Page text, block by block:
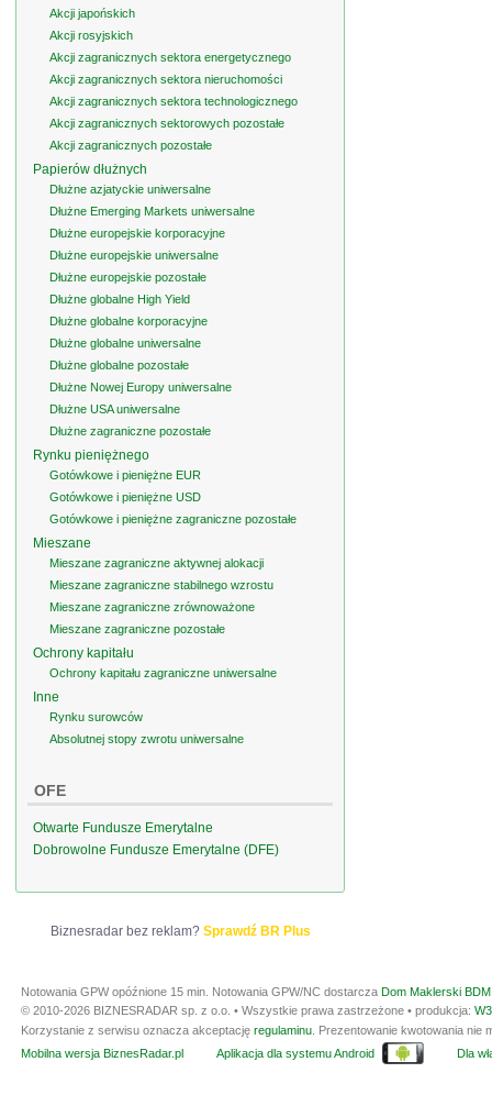
Akcji japońskich
Akcji rosyjskich
Akcji zagranicznych sektora energetycznego
Akcji zagranicznych sektora nieruchomości
Akcji zagranicznych sektora technologicznego
Akcji zagranicznych sektorowych pozostałe
Akcji zagranicznych pozostałe
Papierów dłużnych
Dłużne azjatyckie uniwersalne
Dłużne Emerging Markets uniwersalne
Dłużne europejskie korporacyjne
Dłużne europejskie uniwersalne
Dłużne europejskie pozostałe
Dłużne globalne High Yield
Dłużne globalne korporacyjne
Dłużne globalne uniwersalne
Dłużne globalne pozostałe
Dłużne Nowej Europy uniwersalne
Dłużne USA uniwersalne
Dłużne zagraniczne pozostałe
Rynku pieniężnego
Gotówkowe i pieniężne EUR
Gotówkowe i pieniężne USD
Gotówkowe i pieniężne zagraniczne pozostałe
Mieszane
Mieszane zagraniczne aktywnej alokacji
Mieszane zagraniczne stabilnego wzrostu
Mieszane zagraniczne zrównoważone
Mieszane zagraniczne pozostałe
Ochrony kapitału
Ochrony kapitału zagraniczne uniwersalne
Inne
Rynku surowców
Absolutnej stopy zwrotu uniwersalne
OFE
Otwarte Fundusze Emerytalne
Dobrowolne Fundusze Emerytalne (DFE)
Biznesradar bez reklam? Sprawdź BR Plus
Notowania GPW opóźnione 15 min. Notowania GPW/NC dostarcza Dom Maklerski
© 2010-2026 BIZNESRADAR sp. z o.o. • Wszystkie prawa zastrzeżone • produkcja:
Korzystanie z serwisu oznacza akceptację regulaminu . Prezentowanie kwotowania
Mobilna wersja BiznesRadar.pl
Aplikacja dla systemu Android Dla